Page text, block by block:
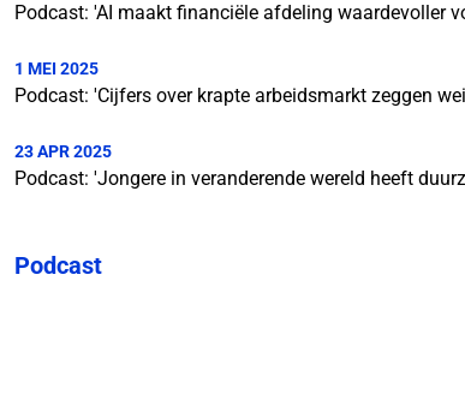
Podcast: 'AI maakt financiële afdeling waardevoller
1 MEI 2025
Podcast: 'Cijfers over krapte arbeidsmarkt zeggen
23 APR 2025
Podcast: 'Jongere in veranderende wereld heeft
Podcast